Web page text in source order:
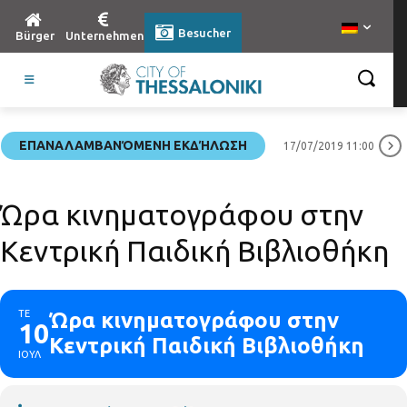
Bürger Unternehmen Besucher
ΕΠΑΝΑΛΑΜΒΑΝΌΜΕΝΗ ΕΚΔΉΛΩΣΗ 17/07/2019 11:00
Ώρα κινηματογράφου στην
Κεντρική Παιδική Βιβλιοθήκη
ΤΕ
10
ΙΟΥΛ
Ώρα κινηματογράφου στην
Κεντρική Παιδική Βιβλιοθήκη